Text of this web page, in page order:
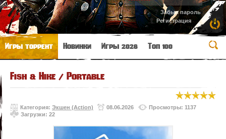
Забыл пароль
Регистрация
Игры торрент Новинки Игры 2026 Топ 100
Fish & Hike / Portable
Категория: Экшен (Action) 08.06.2026
Просмотры: 1137
Загрузки: 22